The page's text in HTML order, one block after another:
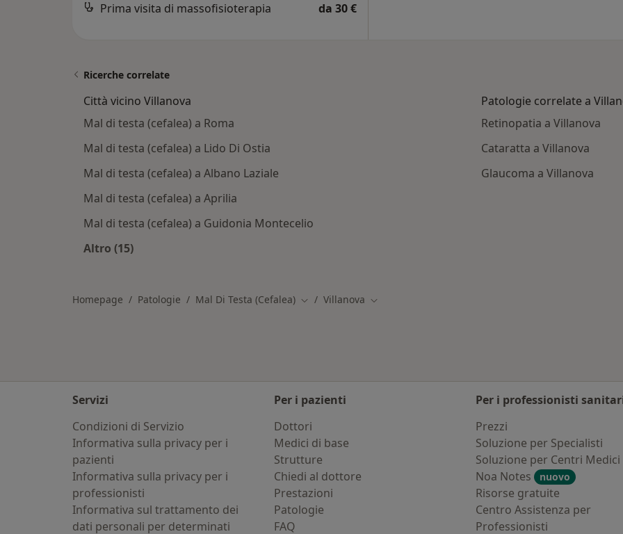
Prima visita di massofisioterapia da 30 €
Ricerche correlate
Città vicino Villanova
Mal di testa (cefalea) a Roma
Mal di testa (cefalea) a Lido Di Ostia
Mal di testa (cefalea) a Albano Laziale
Mal di testa (cefalea) a Aprilia
Mal di testa (cefalea) a Guidonia Montecelio
Altro (15)
Patologie correlate a
Retinopatia a Villanova
Cataratta a Villanova
Glaucoma a Villanova
Homepage Patologie Mal Di Testa (Cefalea) Cambia città
Villanova Cambia città
Servizi
Condizioni di Servizio
Informativa sulla privacy per i
pazienti
Informativa sulla privacy per i
professionisti
Informativa sul trattamento dei
dati personali per determinati
Per i pazienti
Dottori
Medici di base
Strutture
Chiedi al dottore
Prestazioni
Patologie
FAQ
Per i professionisti
Prezzi
Soluzione per Specialisti
Soluzione per Centri Medici
Noa Notes
nuovo
Risorse gratuite
Centro Assistenza per
Professionisti